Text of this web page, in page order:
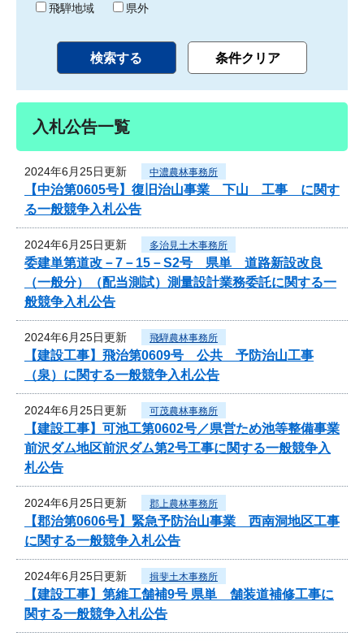
飛騨地域
県外
入札公告一覧
2024年6月25日更新 中濃農林事務所
【中治第0605号】復旧治山事業 下山 工事 に関す
る一般競争入札公告
2024年6月25日更新 多治見土木事務所
委建単第道改－7－15－S2号 県単 道路新設改良
（一般分）（配当測試）測量設計業務委託に関する一
般競争入札公告
2024年6月25日更新 飛騨農林事務所
【建設工事】飛治第0609号 公共 予防治山工事
（泉）に関する一般競争入札公告
2024年6月25日更新 可茂農林事務所
【建設工事】可池工第0602号／県営ため池等整備事業
前沢ダム地区前沢ダム第2号工事に関する一般競争入
札公告
2024年6月25日更新 郡上農林事務所
【郡治第0606号】緊急予防治山事業 西南洞地区工事
に関する一般競争入札公告
2024年6月25日更新 揖斐土木事務所
【建設工事】第維工舗補9号 県単 舗装道補修工事に
関する一般競争入札公告